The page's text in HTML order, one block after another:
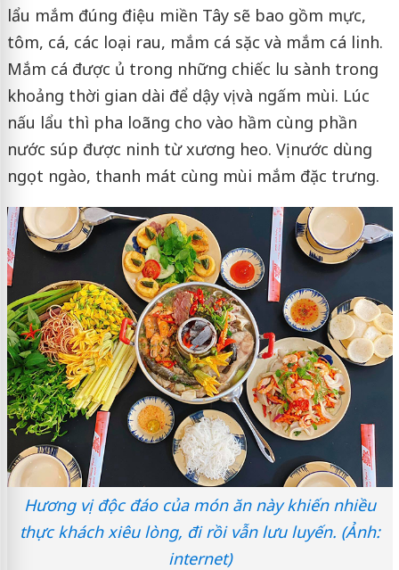
lẩu mắm đúng điệu miền Tây sẽ bao gồm mực,
tôm, cá, các loại rau, mắm cá sặc và mắm cá linh.
Mắm cá được ủ trong những chiếc lu sành trong
khoảng thời gian dài để dậy vị và ngấm mùi. Lúc
nấu lẩu thì pha loãng cho vào hầm cùng phần
nước súp được ninh từ xương heo. Vị nước dùng
ngọt ngào, thanh mát cùng mùi mắm đặc trưng.
Hương vị độc đáo của món ăn này khiến nhiều
thực khách xiêu lòng, đi rồi vẫn lưu luyến. (Ảnh:
internet)